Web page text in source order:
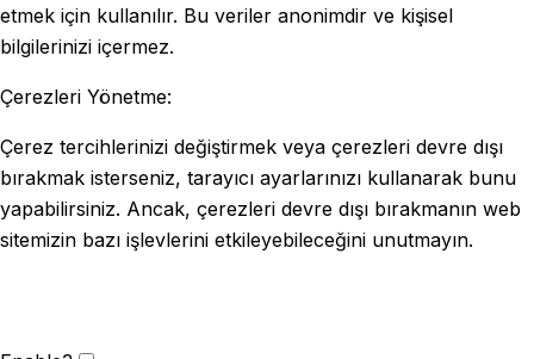
etmek için kullanılır. Bu veriler anonimdir ve kişisel
bilgilerinizi içermez.
Çerezleri Yönetme:
Çerez tercihlerinizi değiştirmek veya çerezleri devre dışı
bırakmak isterseniz, tarayıcı ayarlarınızı kullanarak bunu
yapabilirsiniz. Ancak, çerezleri devre dışı bırakmanın web
sitemizin bazı işlevlerini etkileyebileceğini unutmayın.